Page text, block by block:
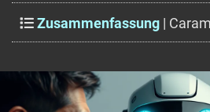
Zusammenfassung |